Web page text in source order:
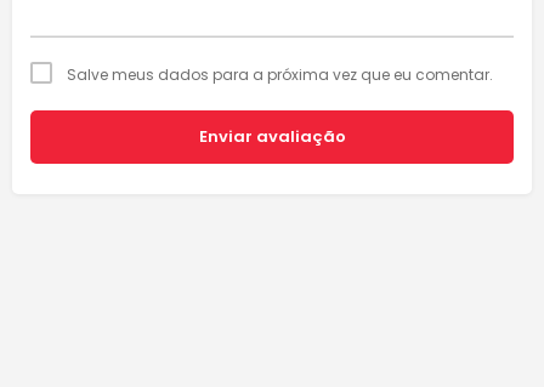
Salve meus dados para a próxima vez que eu comentar.
Enviar avaliação